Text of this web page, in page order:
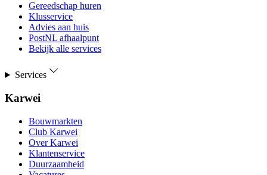
Gereedschap huren
Klusservice
Advies aan huis
PostNL afhaalpunt
Bekijk alle services
Services
Karwei
Bouwmarkten
Club Karwei
Over Karwei
Klantenservice
Duurzaamheid